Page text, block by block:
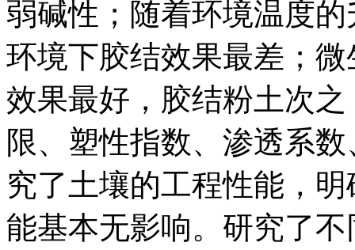
弱碱性；随着环境温度
环境下胶结效果最差；
效果最好，胶结粉土次
限、塑性指数、渗透系
究了土壤的工程性能，
能基本无影响。研究了